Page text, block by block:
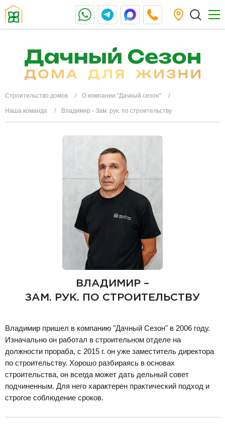
Строительство домов О компании "Дачный сезон"
Наша команда Владимир - Зам. рук. по строительству
ВЛАДИМИР –
ЗАМ. РУК. ПО СТРОИТЕЛЬСТВУ
Владимир пришел в компанию "Дачный Сезон" в 2006 году.
Изначально он работал в строительном отделе на
должности прораба, с 2015 г. он уже заместитель директора
по строительству. Хорошо разбираясь в основах
строительства, он всегда может дать дельный совет
подчиненным. Для него характерен практический подход и
строгое соблюдение сроков.